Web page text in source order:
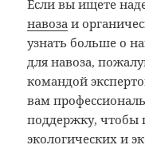
Если вы ищете
навоза и
узнать больше о
для навоза,
командой
вам
поддержку, чтобы
экологических и